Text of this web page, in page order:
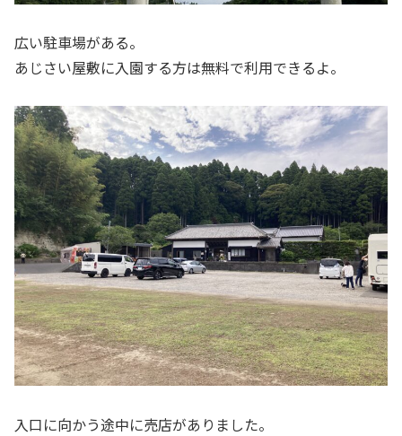
広い駐車場がある。
あじさい屋敷に入園する方は無料で利用できるよ。
入口に向かう途中に売店がありました。